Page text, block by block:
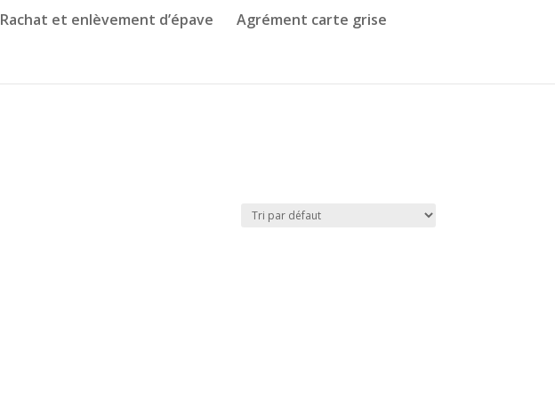
Rachat et enlèvement d’épave
Agrément carte grise